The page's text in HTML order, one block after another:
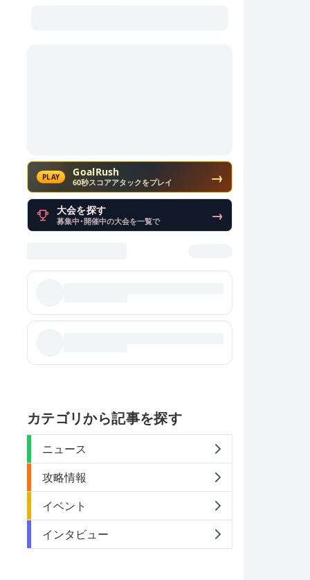
PLAY GoalRush
60秒スコアアタックをプレイ →
大会を探す
募集中・開催中の大会を一覧で →
カテゴリから記事を探す
ニュース
攻略情報
イベント
インタビュー